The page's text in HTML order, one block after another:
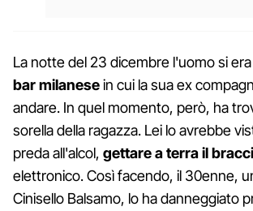
La notte del 23 dicembre l'uomo si
bar milanesein cui la sua ex
andare. In quel momento, però, ha
sorella della ragazza. Lei lo avrebbe
preda all'alcol, gettare a terra il
elettronico. Così facendo, il 30enne,
Cinisello Balsamo, lo ha danneggiato